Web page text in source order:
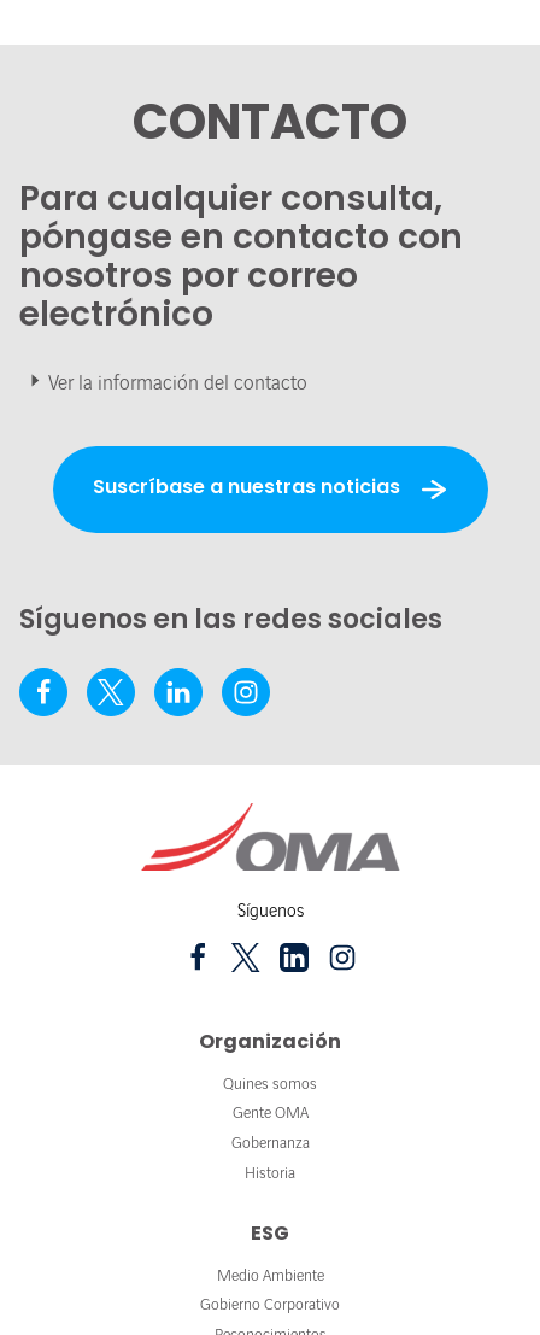
CONTACTO
Para cualquier consulta,
póngase en contacto con
nosotros por correo
electrónico
Ver la información del contacto
Suscríbase a nuestras noticias
Síguenos en las redes sociales
Síguenos
Organización
Quines somos
Gente OMA
Gobernanza
Historia
ESG
Medio Ambiente
Gobierno Corporativo